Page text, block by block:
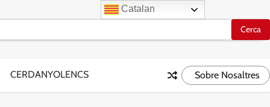
CERDANYOLENCS Sobre Nosaltres
Catalan